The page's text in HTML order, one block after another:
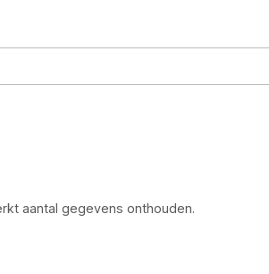
aantal gegevens onthouden.